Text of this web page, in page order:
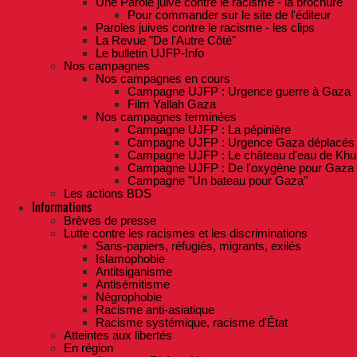
Pour commander sur le site de l'éditeur
Paroles juives contre le racisme - les clips
La Revue "De l'Autre Côté"
Le bulletin UJFP-Info
Nos campagnes
Nos campagnes en cours
Campagne UJFP : Urgence guerre à Gaza
Film Yallah Gaza
Nos campagnes terminées
Campagne UJFP : La pépinière
Campagne UJFP : Urgence Gaza déplacés
Campagne UJFP : Le château d'eau de
Campagne UJFP : De l'oxygène pour Gaza
Campagne "Un bateau pour Gaza"
Les actions BDS
Informations
Brèves de presse
Lutte contre les racismes et les discriminations
Sans-papiers, réfugiés, migrants, exilés
Islamophobie
Antitsiganisme
Antisémitisme
Négrophobie
Racisme anti-asiatique
Racisme systémique, racisme d'État
Atteintes aux libertés
En région